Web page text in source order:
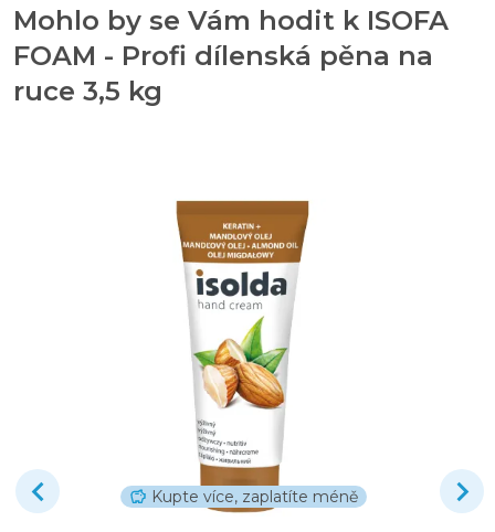
Mohlo by se Vám hodit k ISOFA
FOAM - Profi dílenská pěna na
ruce 3,5 kg
Kupte více, zaplatíte méně